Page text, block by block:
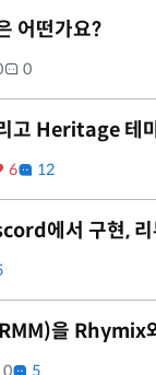
어떤가요?
0
고 Heritage 테
6 12
에서 구현, 리
을 Rhymix
0 5